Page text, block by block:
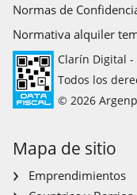
Normas de
Normativa alquiler
Clarín Digital
Todos los
© 2026
Mapa de sitio
Emprendimientos